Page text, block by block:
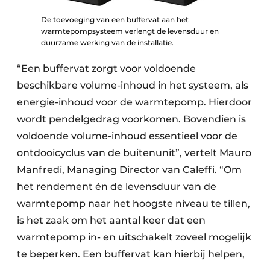
De toevoeging van een buffervat aan het
warmtepompsysteem verlengt de levensduur en
duurzame werking van de installatie.
“Een buffervat zorgt voor voldoende
beschikbare volume-inhoud in het systeem, als
energie-inhoud voor de warmtepomp. Hierdoor
wordt pendelgedrag voorkomen. Bovendien is
voldoende volume-inhoud essentieel voor de
ontdooicyclus van de buitenunit”, vertelt Mauro
Manfredi, Managing Director van Caleffi. “Om
het rendement én de levensduur van de
warmtepomp naar het hoogste niveau te tillen,
is het zaak om het aantal keer dat een
warmtepomp in- en uitschakelt zoveel mogelijk
te beperken. Een buffervat kan hierbij helpen,